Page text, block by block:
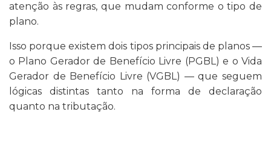
atenção às regras, que mudam conforme o tipo de
plano.
Isso porque existem dois tipos principais de planos —
o Plano Gerador de Benefício Livre (PGBL) e o Vida
Gerador de Benefício Livre (VGBL) — que seguem
lógicas distintas tanto na forma de declaração
quanto na tributação.